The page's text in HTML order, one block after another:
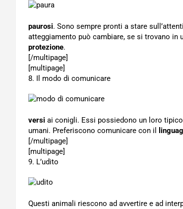
paurosi. Sono sempre pronti a stare
atteggiamento può cambiare, se si trovano in
protezione.
[/multipage]
[multipage]
8. Il modo di comunicare
versi ai conigli. Essi possiedono un loro
umani. Preferiscono comunicare con il
[/multipage]
[multipage]
9. L’udito
Questi animali riescono ad avvertire e ad